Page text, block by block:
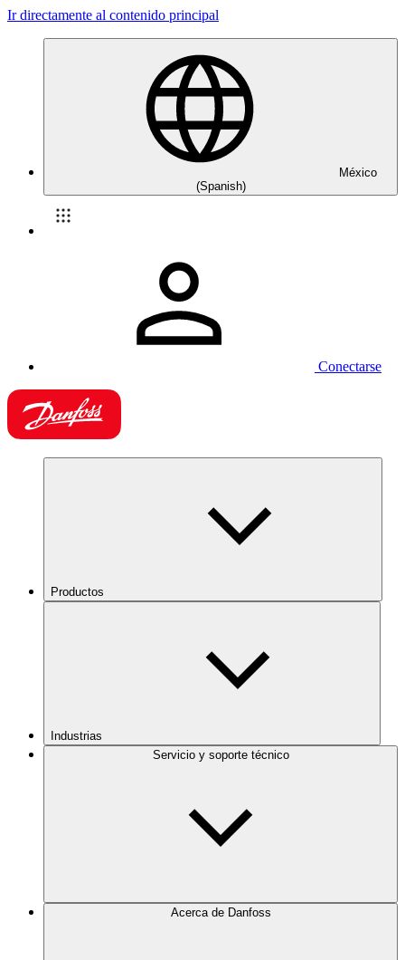
Ir directamente al contenido principal
México
(Spanish)
Conectarse
Productos
Industrias
Servicio y soporte técnico
Acerca de Danfoss